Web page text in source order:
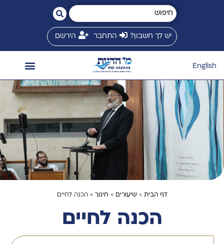
יש לך חשבון? התחבר הירשם
English
דף הבית > שיעורים > חינוך > הכנה לחיים
הכנה לחיים